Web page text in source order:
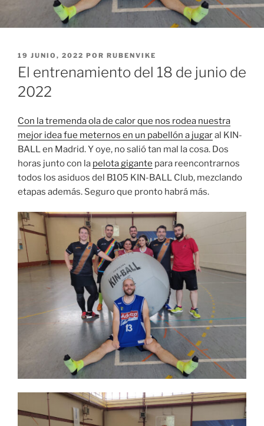
PUBLICADO
EL
19 JUNIO, 2022 POR RUBENVIKE
El entrenamiento del 18 de junio de
2022
Con la tremenda ola de calor que nos rodea nuestra
mejor idea fue meternos en un pabellón a jugaral KIN-
BALL en Madrid. Y oye, no salió tan mal la cosa. Dos
horas junto con la pelota gigante para reencontrarnos
todos los asiduos del B105 KIN-BALL Club, mezclando
etapas además. Seguro que pronto habrá más.